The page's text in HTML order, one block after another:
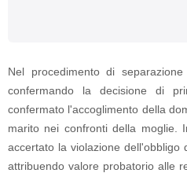
Nel procedimento di
confermando la decisione di
confermato l'accoglimento della
marito nei confronti della moglie.
accertato la violazione dell'obbligo
attribuendo valore probatorio alle